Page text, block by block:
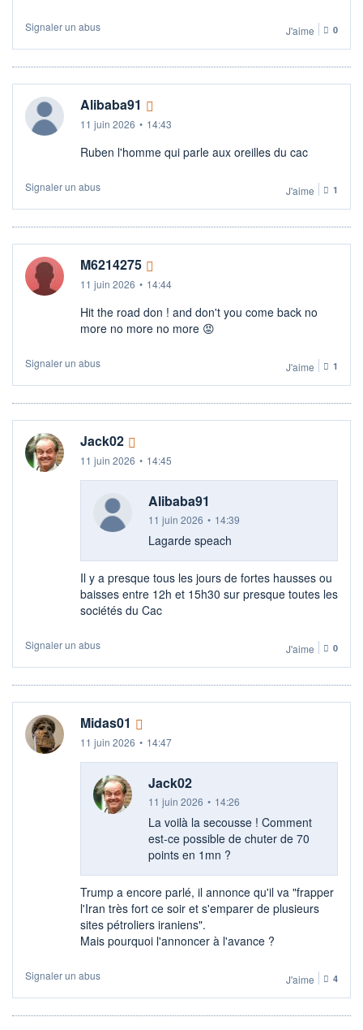
Signaler un abus J'aime 0
Alibaba91
11 juin 2026 • 14:43
Ruben l'homme qui parle aux oreilles du cac
Signaler un abus J'aime 1
M6214275
11 juin 2026 • 14:44
Hit the road don ! and don't you come back no
more no more no more 😡
Signaler un abus J'aime 1
Jack02
11 juin 2026 • 14:45
Alibaba91
11 juin 2026 • 14:39
Lagarde speach
Il y a presque tous les jours de fortes hausses ou
baisses entre 12h et 15h30 sur presque toutes les
sociétés du Cac
Signaler un abus J'aime 0
Midas01
11 juin 2026 • 14:47
Jack02
11 juin 2026 • 14:26
La voilà la secousse ! Comment
est-ce possible de chuter de 70
points en 1mn ?
Trump a encore parlé, il annonce qu'il va "frapper
l'Iran très fort ce soir et s'emparer de plusieurs
sites pétroliers iraniens".
Mais pourquoi l'annoncer à l'avance ?
Signaler un abus J'aime 4